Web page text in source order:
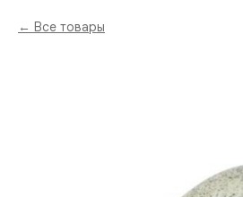
Все товары